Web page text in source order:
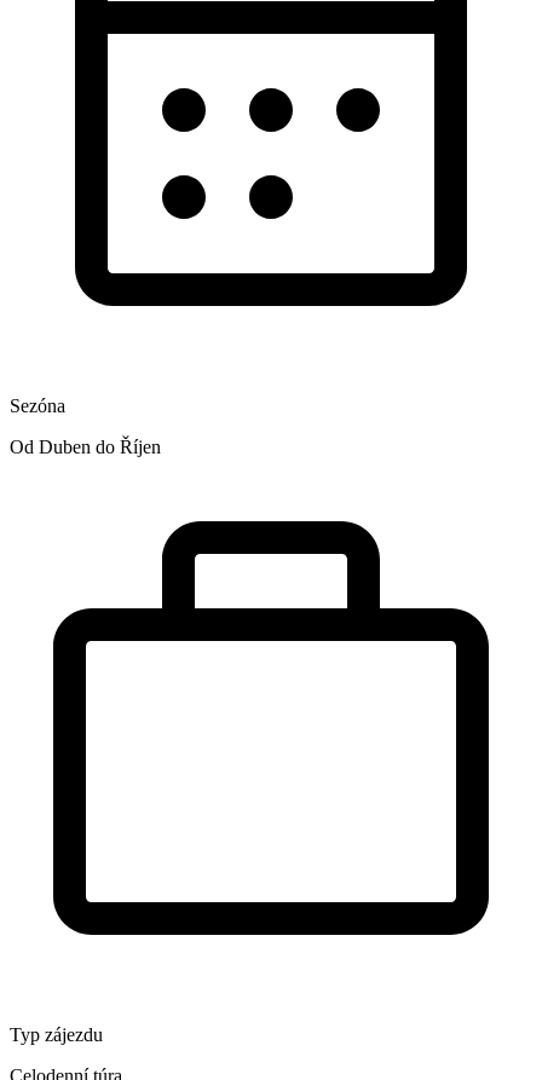
Sezóna
Od Duben do Říjen
Typ zájezdu
Celodenní túra